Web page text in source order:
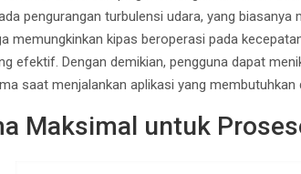
pengurangan turbulensi udara, yang biasanya
memungkinkan kipas beroperasi pada
efektif. Dengan demikian, pengguna dapat
saat menjalankan aplikasi yang
Maksimal untuk